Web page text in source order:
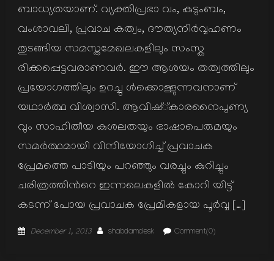
ബാധ്യതയാണ്. വ്യക്തിപ്രഭാ വം, കുടുംബം,
വംശാവലി, പ്രവാച കത്വം, ദൗത്യനിര്‍വ്വഹണം
തുടങ്ങിയ സമസ്തമേഖലകളിലും സംസ്ക
രിക്കപ്പെട്ടവരാണവര്‍. ഈ ആശയം തത്വത്തിലും
പ്രയോഗത്തിലും ഉറച്ചു ള്‍ക്കൊള്ളുന്നവനാണ്
യഥാര്‍ത്ഥ വിശ്വാസി. ആവിഷ്്കാരനൈപുണ്യ
വും സാഹിതീയ കുശലതയും ഭാഷാപെരുമയും
സമര്‍ത്ഥമായി വിനിയോഗിച്ച് പ്രവാചക
പ്രേമത്തെ പാടിയും പറഞ്ഞും വരച്ചും കുറിച്ചും
ചരിത്രത്തിന്‍റെ ഇന്നലെകളില്‍ കോറി യിട്ട്
കടന്ന് പോയ പ്രവാചക പ്രേമികളായ പൂര്‍വ്വ […]
Posted
December 1, 2013 Author
shabdamdesk Comment(0)